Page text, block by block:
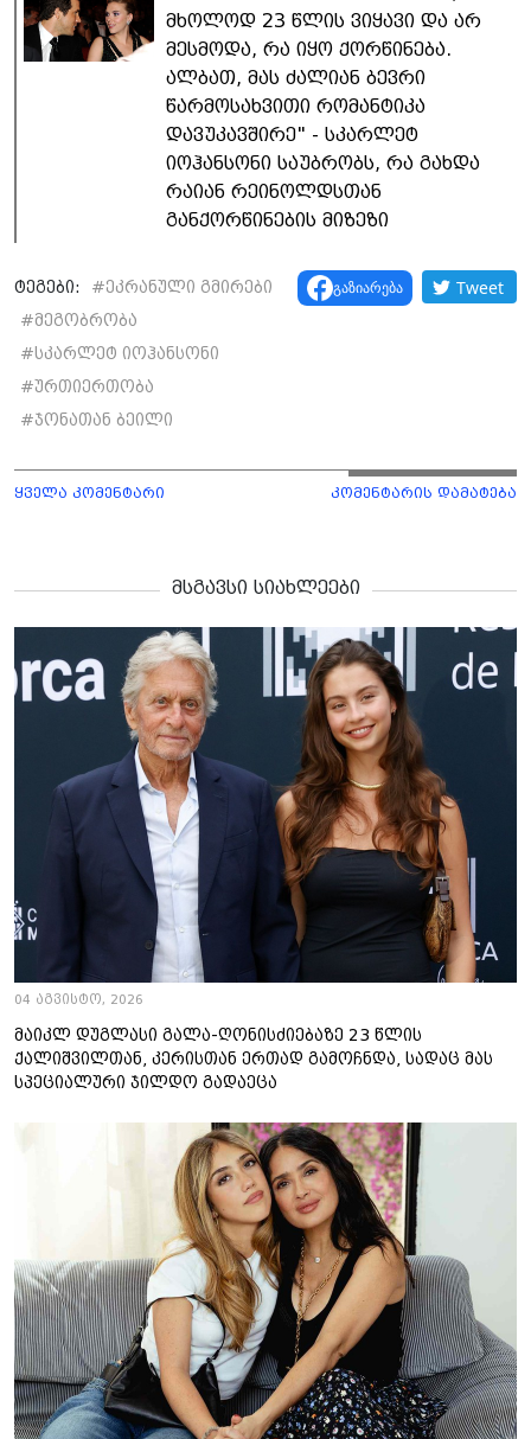
მხოლოდ 23 წლის ვიყავი და არ
მესმოდა, რა იყო ქორწინება.
ალბათ, მას ძალიან ბევრი
წარმოსახვითი რომანტიკა
დავუკავშირე" - სკარლეტ
იოჰანსონი საუბრობს, რა გახდა
რაიან რეინოლდსთან
განქორწინების მიზეზი
ტეგები: #ეკრანული გმირები
#მეგობრობა
#სკარლეტ იოჰანსონი
#ურთიერთობა
#ჯონათან ბეილი
გაზიარება Tweet
ყველა კომენტარი კომენტარის დამატება
მსგავსი სიახლეები
04 აგვისტო, 2026
მაიკლ დუგლასი გალა-ღონისძიებაზე 23 წლის
ქალიშვილთან, კერისთან ერთად გამოჩნდა, სადაც მას
სპეციალური ჯილდო გადაეცა